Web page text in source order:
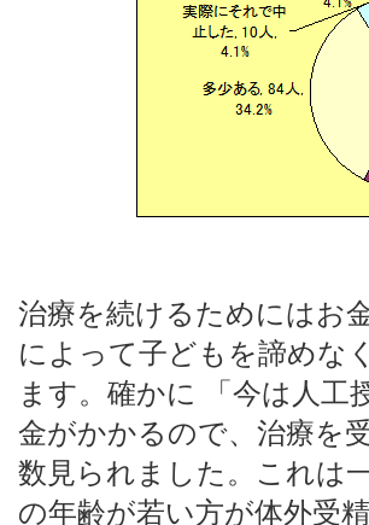
治療を続けるためにはお
によって子どもを諦めな
ます。確かに 「今は人工
金がかかるので、治療を
数見られました。これは
の年齢が若い方が体外受